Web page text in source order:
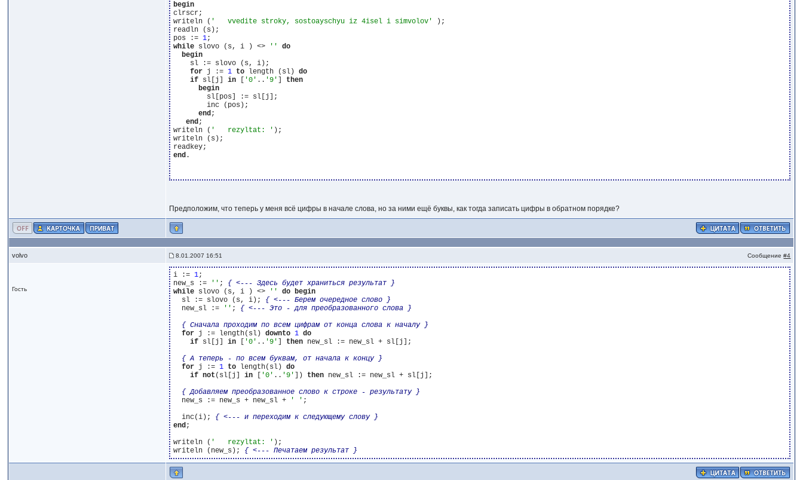
begin
clrscr;
writeln ( '   vvedite stroky, sostoayschyu iz 4isel i simvolov'
);
readln (s);
pos := 1
while slovo (s, i ) <> ''
do
begin
    sl := slovo (s, i);
for j := 1 to length (sl) do
if sl[j] in '0' .. '9'
then
begin
        sl[pos] := sl[j];
        inc (pos);
end;
end;
writeln ( '   rezyltat: ' );
writeln (s);
end .
Предположим, что теперь у меня всё цифры в начале слова, но за ними ещё буквы, как тогда записать цифры в обратном порядке?
volvo 8.01.2007 16:51 Сообщение#4
Гость
i := 1;
new_s :=
'' ; { <--- Здесь будет храниться результат }
while slovo (s, i ) <> '' do begin
  sl := slovo (s, i);
{ <--- Берем очередное слово }
  new_sl :=
'' ; { <--- Это - для преобразованного слова }
{ Сначала проходим по всем цифрам от конца слова к началу }
for j := length(sl) downto 1 do
if sl[j] in '0' .. '9' then new_sl := new_sl + sl[j];
{ А теперь - по всем буквам, от начала к концу }
for j := 1 to length(sl) do
if not (sl[j] in '0' .. '9' ]) then new_sl := new_sl + sl[j];
{ Добавляем преобразованное слово к строке - результату }
  new_s := new_s + new_sl +
' ' ;
  inc(i);
{ <--- и переходим к следующему слову }
end;
writeln ( '   rezyltat: ' );
writeln (new_s); { <--- Печатаем результат }